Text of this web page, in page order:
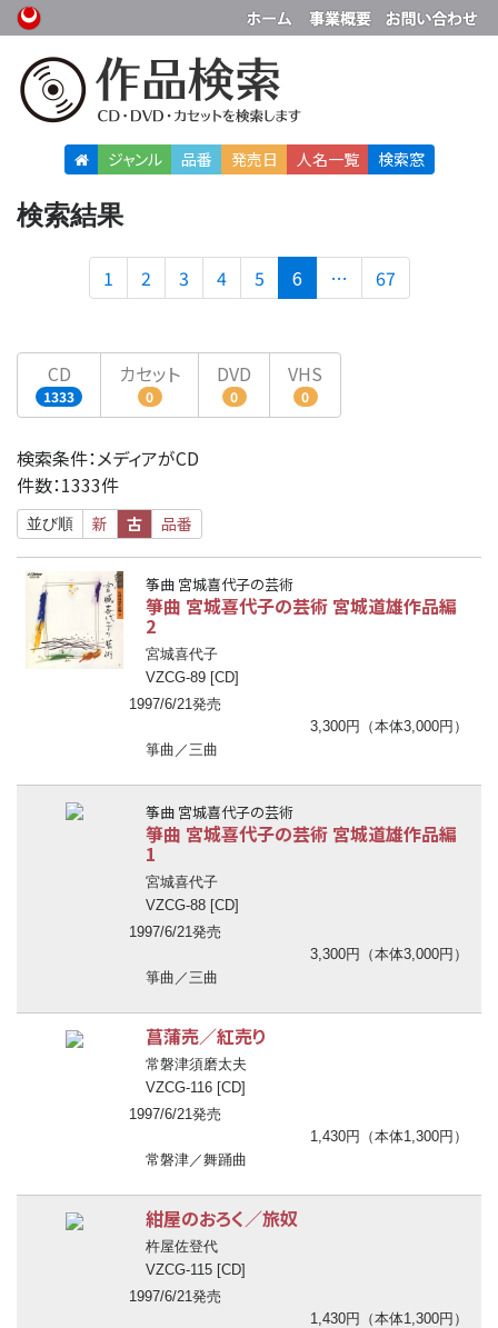
ジャンル 品番 発売日 人名一覧 検索窓
検索結果
1 2 3 4 5 6(current)
… 67
CD
1333
カセット
0
DVD
0
VHS
0
検索条件：メディアがCD
件数：1333件
並び順 新 古 品番
筝曲 宮城喜代子の芸術
箏曲 宮城喜代子の芸術 宮城道雄作品編
2
宮城喜代子
VZCG-89 [CD]
1997/6/21発売
3,300円（本体3,000円）
箏曲／三曲
筝曲 宮城喜代子の芸術
箏曲 宮城喜代子の芸術 宮城道雄作品編
1
宮城喜代子
VZCG-88 [CD]
1997/6/21発売
3,300円（本体3,000円）
箏曲／三曲
菖蒲売／紅売り
常磐津須磨太夫
VZCG-116 [CD]
1997/6/21発売
1,430円（本体1,300円）
常磐津／舞踊曲
紺屋のおろく／旅奴
杵屋佐登代
VZCG-115 [CD]
1997/6/21発売
1,430円（本体1,300円）